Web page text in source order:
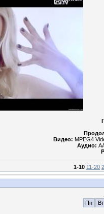
Видео: MPEG4
Аудио:
1-10 11-20
Пн
Вт